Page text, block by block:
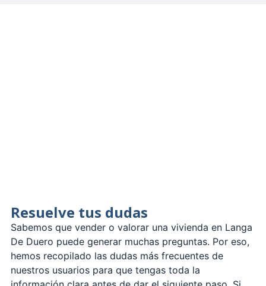
Resuelve tus dudas
Sabemos que vender o valorar una vivienda en Langa
De Duero puede generar muchas preguntas. Por eso,
hemos recopilado las dudas más frecuentes de
nuestros usuarios para que tengas toda la